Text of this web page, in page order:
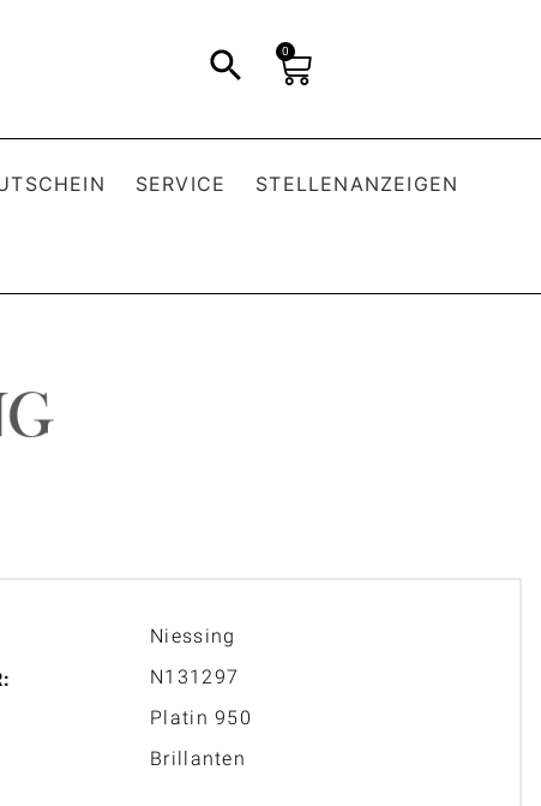
0
SERVICE STELLENANZEIGEN
Niessing
N131297
Platin 950
Brillanten